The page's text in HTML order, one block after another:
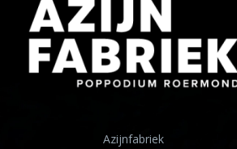
Azijnfabriek